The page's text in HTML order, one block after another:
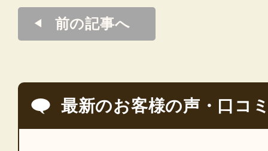
前の記事へ
最新のお客様の声・口コ